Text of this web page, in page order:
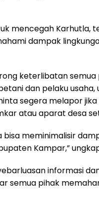
mencegah Karhutla,
dampak
keterlibatan
dan pelaku
segera melapor
atau aparat desa
bisa meminimalisir
Kampar,”
informasi
semua pihak